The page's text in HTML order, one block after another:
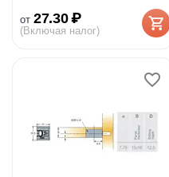
от 27.30 ₽
(Включая налог)